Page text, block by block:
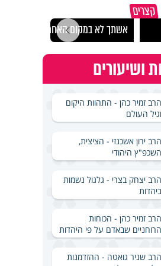
קצרים
אשתך לא במקום האחרון
ושיעורים
הרב זמיר כהן - התהוות היקום
וגיל העולם
הרב ירון אשכנזי - הציצית,
השכפ"ץ היהודי
הרב יצחק בצרי - גלגול נשמות
ביהדות
הרב זמיר כהן - הכוחות
הרוחניים שבאדם על פי היהדות
הרב שניר גואטה - ההזדמנות